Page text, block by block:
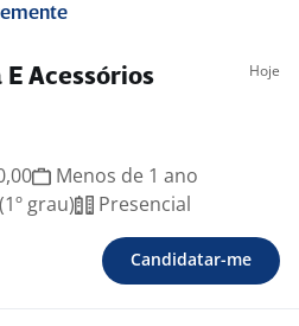
Acessórios Hoje
Menos de 1 ano
grau)
Presencial
Candidatar-me